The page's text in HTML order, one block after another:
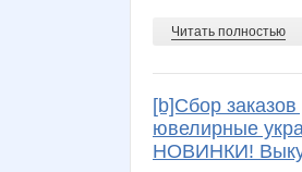
Читать полностью
[b]Сбор
ювелирные
НОВИНКИ!